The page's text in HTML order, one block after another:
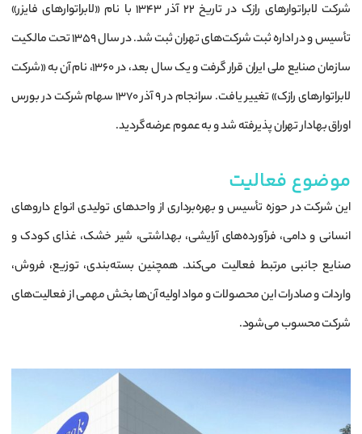
شرکت لابراتوارهای رازک در تاریخ 22 آذر 1343 با نام «لابراتوارهای فایزر»
تأسیس و در اداره ثبت شرکت‌های تهران ثبت شد. در سال 1359 تحت مالکیت
سازمان صنایع ملی ایران قرار گرفت و یک سال بعد، در 1360، نام آن به «شرکت
لابراتوارهای رازک» تغییر یافت. سرانجام در 9 آذر 1370 سهام شرکت در بورس
اوراق بهادار تهران پذیرفته شد و به عموم عرضه گردید.
موضوع فعالیت
این شرکت در حوزه تأسیس و بهره‌برداری از واحدهای تولیدی انواع داروهای
انسانی و دامی، فرآورده‌های آرایشی، بهداشتی، شیر خشک، غذای کودک و
صنایع جانبی مرتبط فعالیت می‌کند. همچنین بسته‌بندی، توزیع، فروش،
واردات و صادرات این محصولات و مواد اولیه آن‌ها بخش مهمی از فعالیت‌های
شرکت محسوب می‌شود.